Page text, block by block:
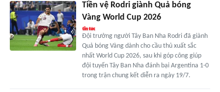
Tiền vệ Rodri giành Quả bóng
Vàng World Cup 2026
Đội trưởng người Tây Ban Nha Rodri đã giành
Quả bóng Vàng dành cho cầu thủ xuất sắc
nhất World Cup 2026, sau khi góp công giúp
đội tuyển Tây Ban Nha đánh bại Argentina 1-0
trong trận chung kết diễn ra ngày 19/7.